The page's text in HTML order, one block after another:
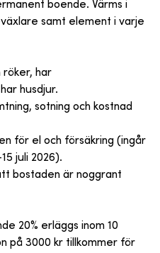
boende. Värms i
samt element i varje
röker, har
husdjur.
sotning och kostnad
för el och försäkring (ingår
juli 2026).
bostaden är noggrant
20% erläggs inom 10
på 3000 kr tillkommer för